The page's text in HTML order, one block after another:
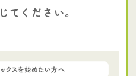
てください。